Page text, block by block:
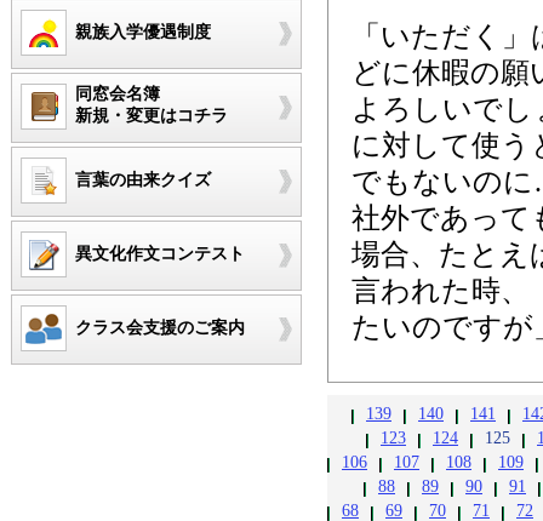
親族入学優遇制度
同窓会名簿
新規・変更はコチラ
言葉の由来クイズ
異文化作文コンテスト
クラス会支援のご案内
「いただく
どに休暇の
よろしいで
に対して使う
でもないの
社外であって
場合、たとえ
言われた時、
たいのですが
141
140
139
125
124
123
109
108
107
106
91
90
89
88
72
71
70
69
68